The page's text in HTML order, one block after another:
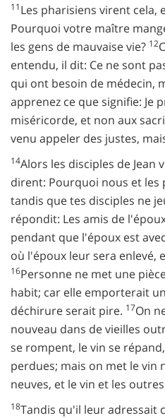
11Les pharisiens virent cela,
Pourquoi votre maître
les gens de mauvaise vie? 12
entendu, il dit: Ce ne sont
qui ont besoin de médecin,
apprenez ce que signifie: Je
miséricorde, et non aux
venu appeler des justes,
14Alors les disciples de Jean
dirent: Pourquoi nous et les
tandis que tes disciples ne
répondit: Les amis de
pendant que l'époux est
où l'époux leur sera enlevé,
16Personne ne met une
habit; car elle emporterait
déchirure serait pire. 17On
nouveau dans de vieilles
se rompent, le vin se
perdues; mais on met le vin
neuves, et le vin et les
18Tandis qu'il leur adressait